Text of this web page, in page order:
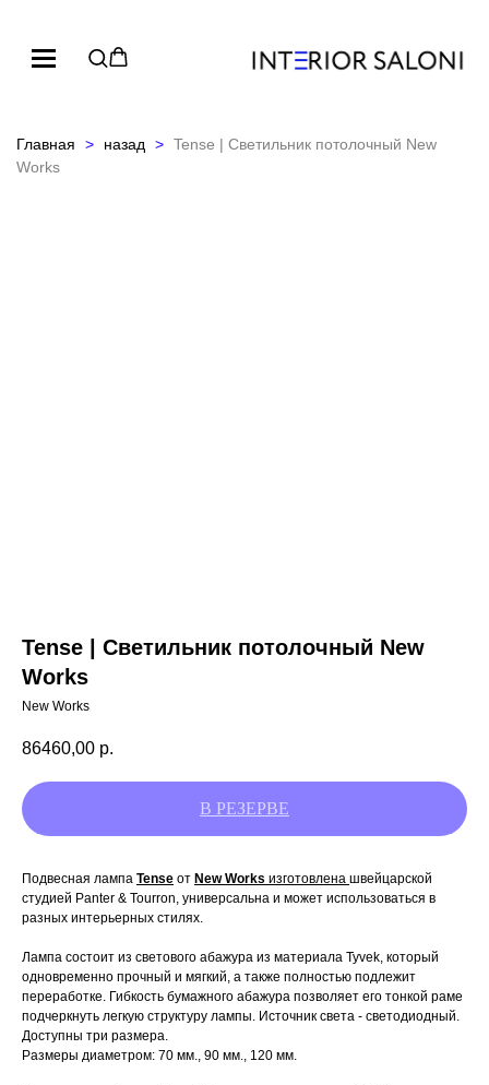
Главная назад
Tense | Светильник потолочный New
Works
Tense | Светильник потолочный New
Works
New Works
86460,00 р.
Подвесная лампа Tense от New Works изготовлена швейцарской
студией Panter & Tourron, универсальна и может использоваться в
разных интерьерных стилях.
Лампа состоит из светового абажура из материала Tyvek, который
одновременно прочный и мягкий, а также полностью подлежит
переработке. Гибкость бумажного абажура позволяет его тонкой раме
подчеркнуть легкую структуру лампы. Источник света - светодиодный.
Доступны три размера.
Размеры диаметром: 70 мм., 90 мм., 120 мм.